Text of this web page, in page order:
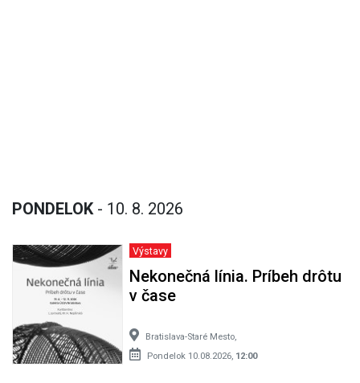
PONDELOK - 10. 8. 2026
Výstavy
Nekonečná línia. Príbeh drôtu
v čase
Bratislava-Staré Mesto,
Pondelok 10.08.2026, 12:00